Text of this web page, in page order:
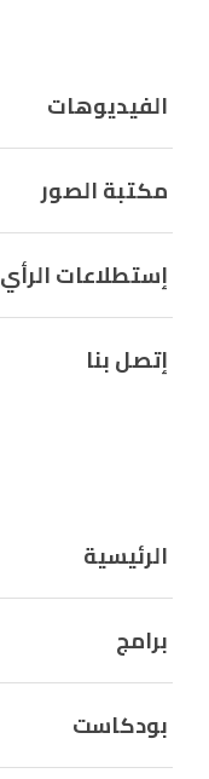
الفيديوهات
مكتبة الصور
إستطلاعات الرأي
إتصل بنا
الرئيسية
برامج
بودكاست